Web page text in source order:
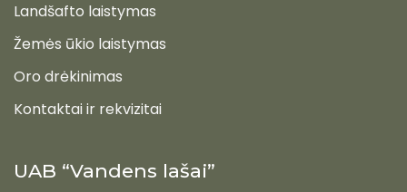
UAB “Vandens lašai”
Landšafto laistymas
Žemės ūkio laistymas
Oro drėkinimas
Kontaktai ir rekvizitai